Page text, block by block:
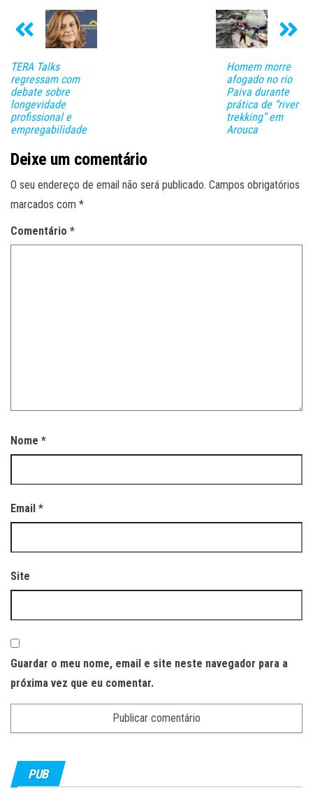
TERA Talks
regressam com
debate sobre
longevidade
profissional e
empregabilidade
Homem morre
afogado no rio
Paiva durante
prática de “river
trekking” em
Arouca
Deixe um comentário
O seu endereço de email não será publicado. Campos obrigatórios
marcados com *
Comentário *
Nome *
Email *
Site
Guardar o meu nome, email e site neste navegador para a
próxima vez que eu comentar.
PUB